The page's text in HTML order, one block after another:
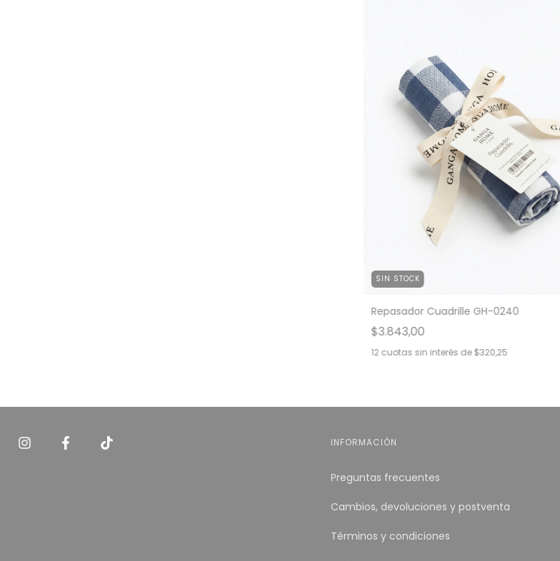
SIN STOCK
Repasador Cuadrille GH-0240
$3.843,00
12 cuotas sin interés de$320,25
INFORMACIÓN
Preguntas frecuentes
Cambios, devoluciones y postventa
Términos y condiciones